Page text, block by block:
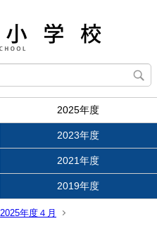
2025年度
2023年度
2021年度
2019年度
2025年度４月